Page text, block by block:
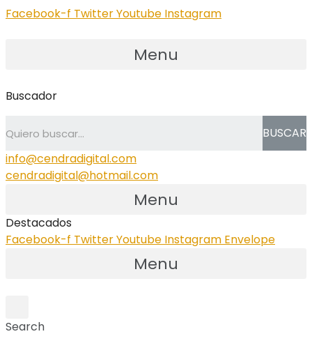
Facebook-f TwitterYoutube Instagram
Menu
Buscador
BUSCAR
info@cendradigital.com
cendradigital@hotmail.com
Menu
Destacados
Facebook-f TwitterYoutube Instagram Envelope
Menu
Search